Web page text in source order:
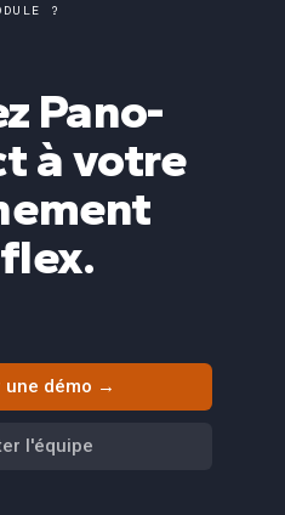
?
Pano-
à votre
une démo →
l'équipe